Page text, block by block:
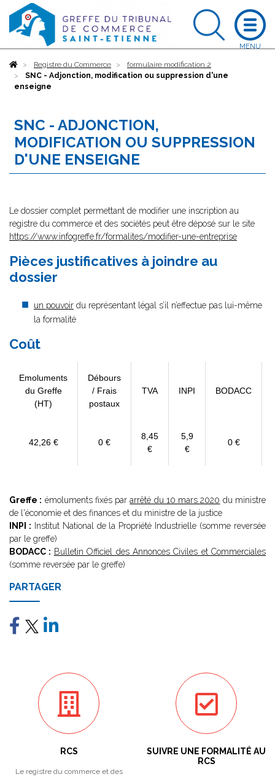
AccueilRegistre du Commerce
formulaire modification 2
SNC - Adjonction, modification ou suppression d'une
enseigne
SNC - ADJONCTION,
MODIFICATION OU SUPPRESSION
D'UNE ENSEIGNE
Le dossier complet permettant de modifier une inscription au
registre du commerce et des sociétés peut être déposé sur le site
https://www.infogreffe.fr/formalites/modifier-une-entreprise
Pièces justificatives à joindre au
dossier
un pouvoir du représentant légal s’il n’effectue pas lui-même
la formalité
Coût
Emoluments
du Greffe
(HT)
Débours
/ Frais
postaux
TVA INPI BODACC
42,26 € 0 €
8,45
€
5,9
€
0 €
Greffe : émoluments fixés pararrêté du 10 mars 2020 du ministre
de l'économie et des finances et du ministre de la justice
INPI : Institut National de la Propriété Industrielle (somme reversée
par le greffe)
BODACC : Bulletin Officiel des Annonces Civiles et Commerciales
(somme reversée par le greffe)
PARTAGER
RCS
Le registre du commerce et des
SUIVRE UNE FORMALITÉ AU
RCS